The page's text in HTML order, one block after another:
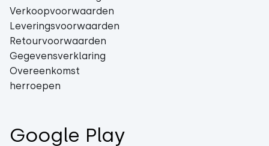
Verkoopvoorwaarden
Leveringsvoorwaarden
Retourvoorwaarden
Gegevensverklaring
Overeenkomst
herroepen
Google Play